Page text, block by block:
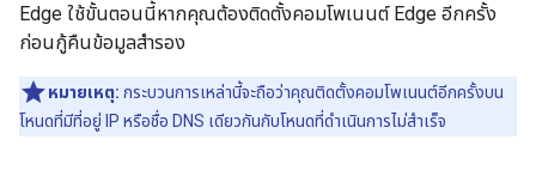
Edge ใช้ขั้นตอนนี้หากคุณต้องติดตั้งคอมโพเนนต์ Edge อีกครั้ง
ก่อนกู้คืนข้อมูลสำรอง
หมายเหตุ: กระบวนการเหล่านี้จะถือว่าคุณติดตั้งคอมโพเนนต์อีกครั้งบน
โหนดที่มีที่อยู่ IP หรือชื่อ DNS เดียวกันกับโหนดที่ดำเนินการไม่สำเร็จ